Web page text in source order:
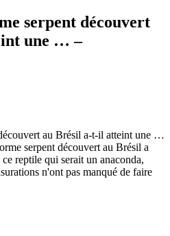
serpent découvert
une … –
au Brésil a-t-il atteint une …
serpent découvert au Brésil a
reptile qui serait un anaconda,
n'ont pas manqué de faire